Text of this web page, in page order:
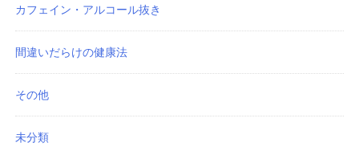
カフェイン・アルコール抜き
間違いだらけの健康法
その他
未分類